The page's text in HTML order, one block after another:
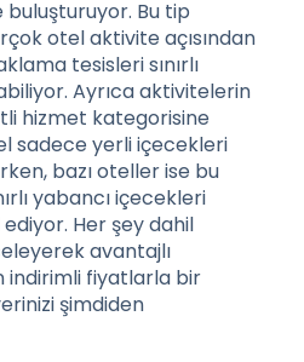
Bu tip
otel aktivite açısından
tesisleri sınırlı
Ayrıca aktivitelerin
hizmet kategorisine
sadece yerli içecekleri
bazı oteller ise bu
yabancı içecekleri
Her şey dahil
avantajlı
indirimli fiyatlarla bir
şimdiden